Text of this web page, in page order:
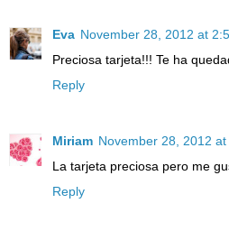
Eva November 28, 2012 at
Preciosa tarjeta!!! Te ha
Reply
Miriam November 28, 2012 at
La tarjeta preciosa pero me
Reply